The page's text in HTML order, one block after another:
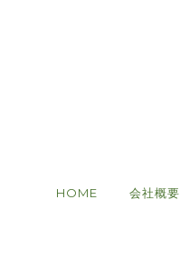
HOME 会社概要